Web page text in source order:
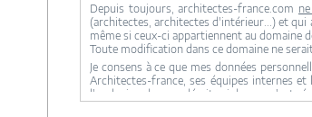
Depuis toujours, architectes-france.com
(architectes, architectes d'intérieur...) et qui
même si ceux-ci appartiennent au domaine
Toute modification dans ce domaine ne
Je consens à ce que mes données
Architectes-france, ses équipes internes
l'exclusion de ceux décrits ci dessus n'est